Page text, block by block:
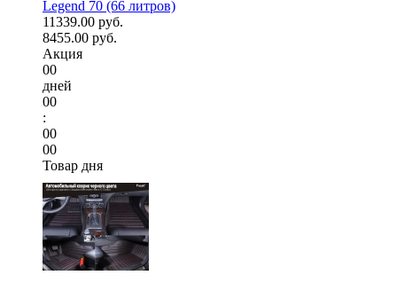
Legend 70 (66 литров)
11339.00 руб.
8455.00 руб.
Акция
00
дней
00
:
00
00
Товар дня